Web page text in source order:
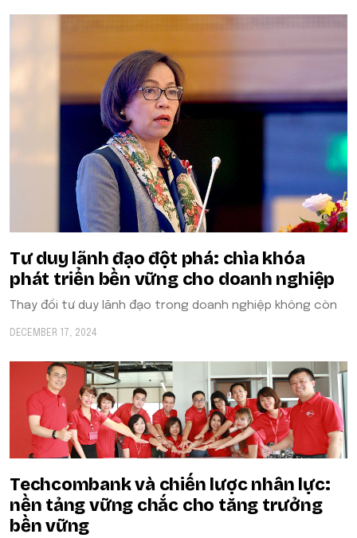
Tư duy lãnh đạo đột phá: chìa khóa
phát triển bền vững cho doanh nghiệp
Thay đổi tư duy lãnh đạo trong doanh nghiệp không còn
DECEMBER 17, 2024
Techcombank và chiến lược nhân lực:
nền tảng vững chắc cho tăng trưởng
bền vững